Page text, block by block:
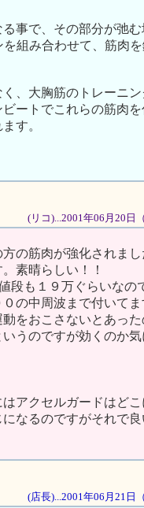
事で、その部分が弛む
組み合わせて、筋肉を
、大胸筋のトレーニン
ートでこれらの筋肉を
す。
(リコ)...2001年06月20日
の筋肉が強化されま
素晴らしい！！
段も１９万ぐらいなの
の中周波まで付いてま
をおこさないとあった
うのですが効くのか
アクセルガードはどこ
なるのですがそれで良
(店長)...2001年06月21日